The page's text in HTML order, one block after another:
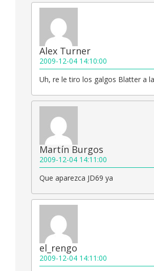
Alex Turner
2009-12-04 14:10:00
Uh, re le tiro los galgos Blatter a
Martín Burgos
2009-12-04 14:11:00
Que aparezca JD69 ya
el_rengo
2009-12-04 14:11:00